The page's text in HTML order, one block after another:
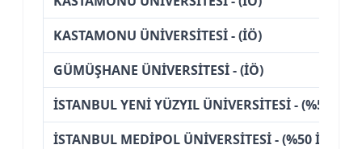
KASTAMONU ÜNİVERSİTESİ - (İÖ)
GÜMÜŞHANE ÜNİVERSİTESİ - (İÖ)
İSTANBUL YENİ YÜZYIL ÜNİVERSİTESİ - (%50
İSTANBUL MEDİPOL ÜNİVERSİTESİ - (%50